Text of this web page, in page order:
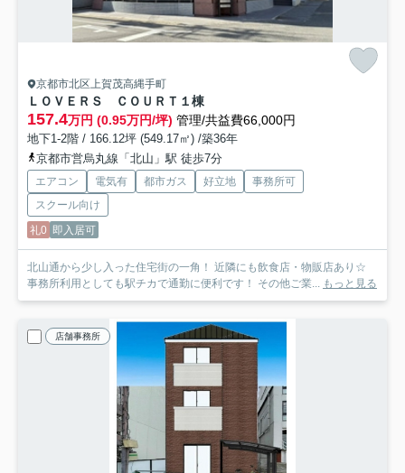
京都市北区上賀茂高縄手町
ＬＯＶＥＲＳ ＣＯＵＲＴ １棟
157.4万円 (0.95万円/坪) 管理/共益費66,000円
地下1-2階 / 166.12坪 (549.17㎡) /築36年
京都市営烏丸線「北山」駅 徒歩7分
エアコン 電気有 都市ガス 好立地
事務所可
スクール向け
礼0 即入居可
北山通から少し入った住宅街の一角！ 近隣にも飲食店・物販店あり☆
事務所利用としても駅チカで通勤に便利です！ その他ご業... もっと見る
店舗事務所